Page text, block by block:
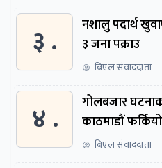
३ .
नशालु पदार्थ
३ जना पक्राउ
बिएल संवाददाता
४ .
गोलबजार
काठमाडौं
बिएल संवाददाता